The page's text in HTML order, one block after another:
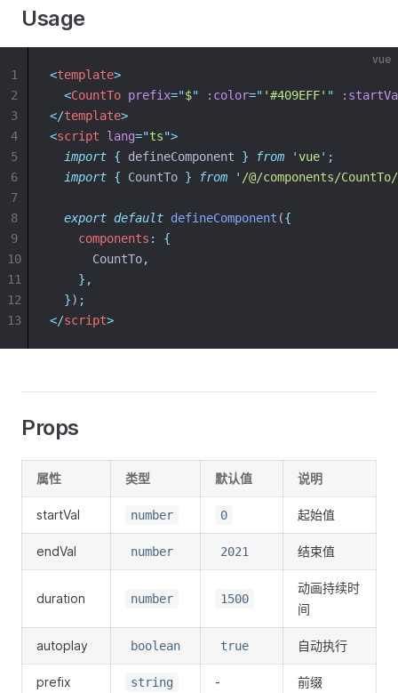
Usage
vue
<template>
<CountTo prefix="$" :color=" '#409EFF' "
</template>
<script lang="ts">
import { defineComponent } from 'vue' ;
import { CountTo } from ' /@/components/
export default defineComponent ({
components :
{
      CountTo
,
},
}) ;
</script>
1
2
3
4
5
6
7
8
9
10
11
12
13
Props
属性 类型 默认值 说明
startVal number 0 起始值
endVal number 2021 结束值
duration number 1500
动画持续时
间
autoplay boolean true 自动执行
prefix string - 前缀